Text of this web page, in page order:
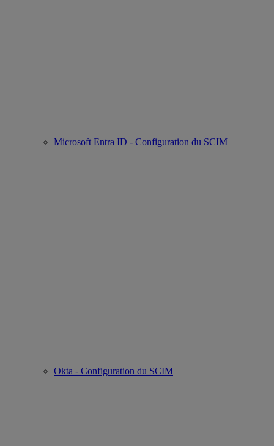
Microsoft Entra ID - Configuration du SCIM
Okta - Configuration du SCIM